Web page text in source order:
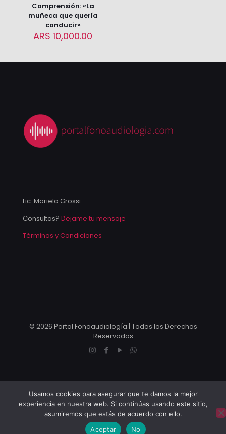
Comprensión: «La
muñeca que quería
conducir»
ARS 10,000.00
Lic. Mariela Grossi
Consultas? Dejame tu mensaje
Términos y Condiciones
© 2026 Portal Fonoaudiología | Todos los Derechos
Reservados
Usamos cookies para asegurar que te damos la mejor
experiencia en nuestra web. Si continúas usando este sitio,
asumiremos que estás de acuerdo con ello.
Aceptar
No